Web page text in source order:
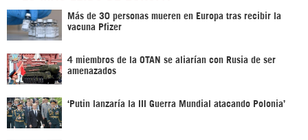
Más de 30 personas mueren en Europa tras recibir la
vacuna Pfizer
4 miembros de la OTAN se aliarían con Rusia de ser
amenazados
‘Putin lanzaría la III Guerra Mundial atacando Polonia’